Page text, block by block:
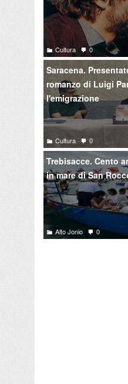
Cultura 0
Saracena.
romanzo di Luigi
l'emigrazione
Cultura 0
Trebisacce. Cento
in mare di San
Alto Jonio 0